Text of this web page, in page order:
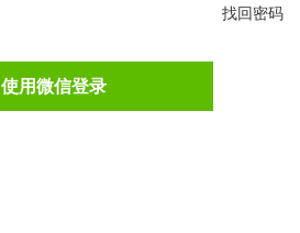
找回密码
使用微信登录